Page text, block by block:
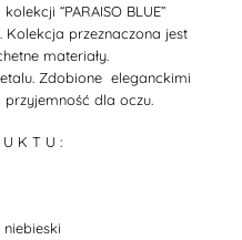
kolekcji “PARAISO BLUE”
. Kolekcja przeznaczona jest
materiały.
Zdobione eleganckimi
dla oczu.
K T U :